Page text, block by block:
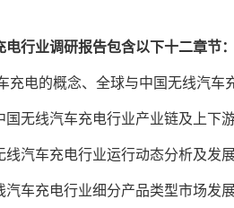
行业调研报告包含以下十二章节：
充电的概念、全球与中国无线汽车
无线汽车充电行业产业链及上下
汽车充电行业运行动态分析及发展
车充电行业细分产品类型市场发